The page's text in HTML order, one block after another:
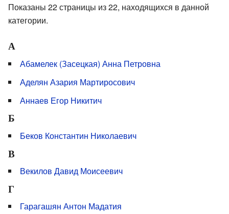
Показаны 22 страницы из 22, находящихся в данной
категории.
А
Абамелек (Засецкая) Анна Петровна
Аделян Азария Мартиросович
Аннаев Егор Никитич
Б
Беков Константин Николаевич
В
Векилов Давид Моисеевич
Г
Гарагашян Антон Мадатия